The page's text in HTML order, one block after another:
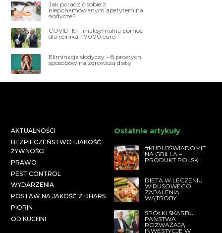
Jak poradzić sobie z
niepohamowanym apetytem na
słodycze?
COVID-19 – maksymalna pomoc
dla rolnika – 7000 euro
Eliminacja słodyczy – 8 prostych
sposobów na zdrowszą dietę
AKTUALNOŚCI
BEZPIECZEŃSTWO I JAKOŚĆ
ŻYWNOŚCI
PRAWO
PEST CONTROL
WYDARZENIA
POSTAW NA JAKOŚĆ Z IJHARS
PIORIN
OD KUCHNI
Ostatnie artykuły
#KUPUJŚWIADOMIE
NA GRILLA –
PRODUKT POLSKI
DIETA W LECZENIU
WIRUSOWEGO
ZAPALENIA
WĄTROBY
SPÓŁKI SKARBU
PAŃSTWA
ROZWAŻAJĄ
INWESTYCJE W